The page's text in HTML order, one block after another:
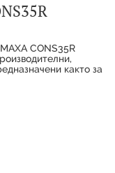
CONS35R
както за